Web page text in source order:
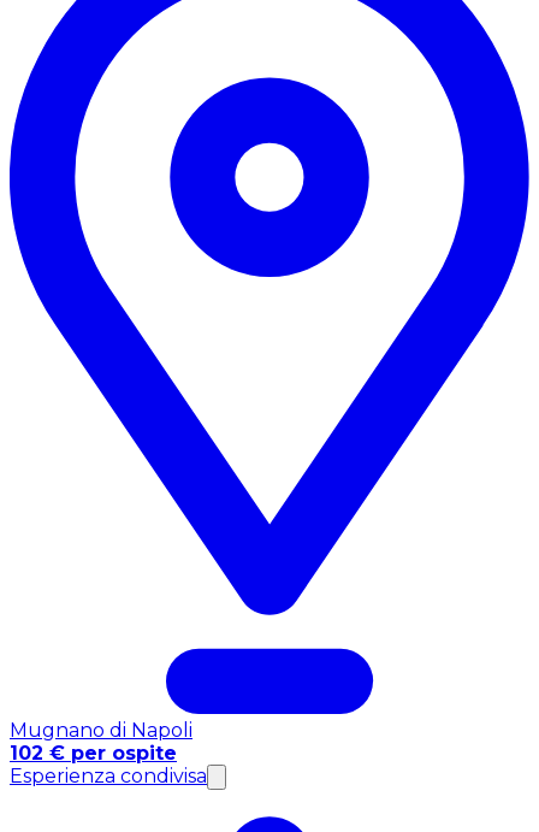
Mugnano di Napoli
102 € per ospite
Esperienza condivisa